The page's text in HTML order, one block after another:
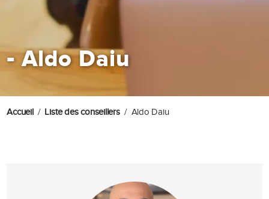
-Aldo Daiu
Accueil Liste des conseillers Aldo Daiu